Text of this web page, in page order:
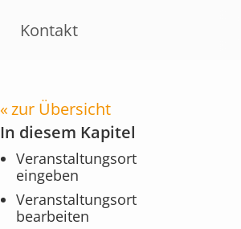
Kontakt
zur Übersicht
In diesem Kapitel
Veranstaltungsort
eingeben
Veranstaltungsort
bearbeiten